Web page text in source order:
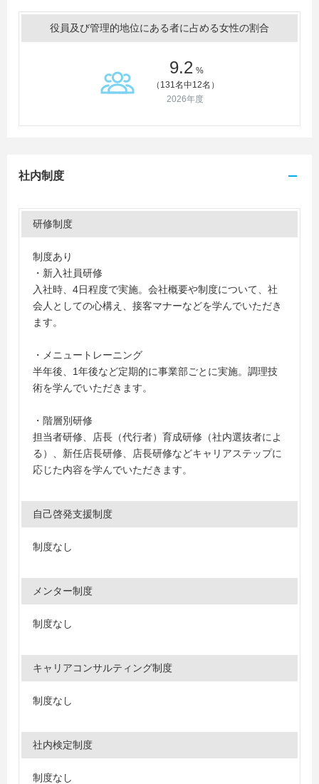
役員及び管理的地位にある者に占める女性の割合
9.2 %
（131名中12名）
2026年度
社内制度
研修制度
制度あり
・新入社員研修
入社時、4日程度で実施。会社概要や制度について、社
会人としての心構え、接客マナーなどを学んでいただき
ます。
・メニュートレーニング
半年後、1年後など定期的に事業部ごとに実施。調理技
術を学んでいただきます。
・階層別研修
担当者研修、店長（代行者）育成研修（社内選抜者によ
る）、新任店長研修、店長研修などキャリアステップに
応じた内容を学んでいただきます。
自己啓発支援制度
制度なし
メンター制度
制度なし
キャリアコンサルティング制度
制度なし
社内検定制度
制度なし